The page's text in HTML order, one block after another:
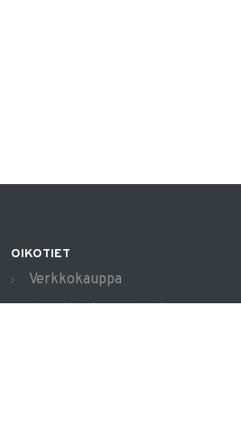
OIKOTIET
Verkkokauppa